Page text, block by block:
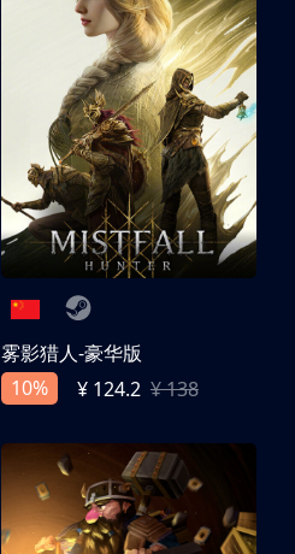
雾影猎人-豪华版
10%
¥ 124.2 ¥ 138